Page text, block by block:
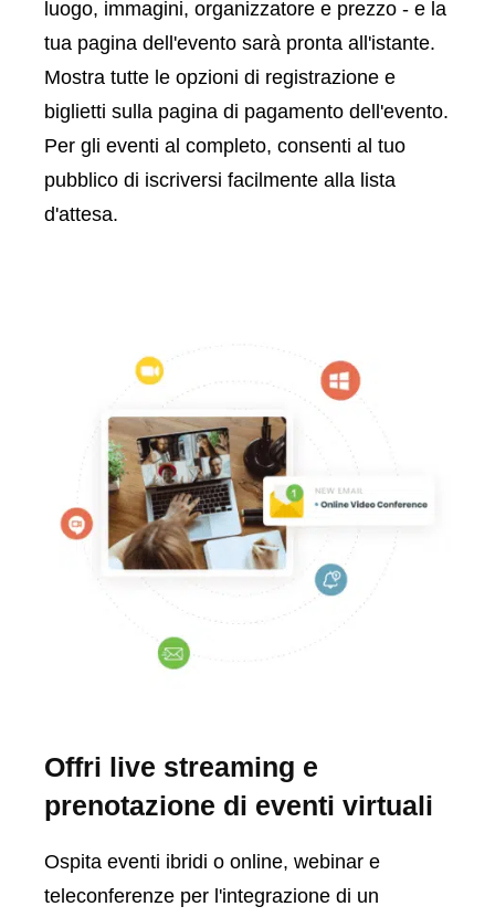
luogo, immagini, organizzatore e prezzo - e la
tua pagina dell'evento sarà pronta all'istante.
Mostra tutte le opzioni di registrazione e
biglietti sulla pagina di pagamento dell'evento.
Per gli eventi al completo, consenti al tuo
pubblico di iscriversi facilmente alla lista
d'attesa.
Offri live streaming e
prenotazione di eventi virtuali
Ospita eventi ibridi o online, webinar e
teleconferenze per l'integrazione di un